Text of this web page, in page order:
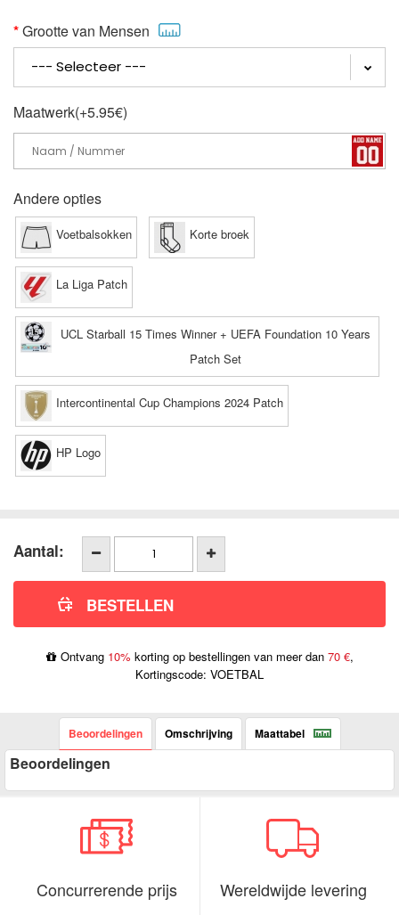
Grootte van Mensen
Maatwerk(+5.95€)
Andere opties
Voetbalsokken Korte broek
La Liga Patch
UCL Starball 15 Times Winner + UEFA Foundation 10 Years
Patch Set
Intercontinental Cup Champions 2024 Patch
HP Logo
Aantal:
Ontvang 10% korting op bestellingen van meer dan 70 €,
Kortingscode: VOETBAL
Beoordelingen Omschrijving Maattabel
Beoordelingen
Concurrerende prijs Wereldwijde levering